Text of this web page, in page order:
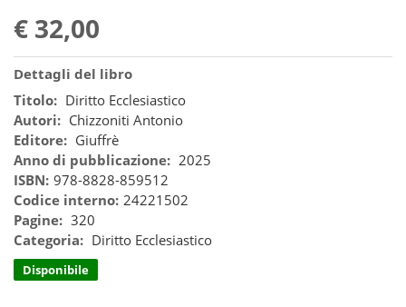
€ 32,00
Dettagli del libro
Titolo: Diritto Ecclesiastico
Autori: Chizzoniti Antonio
Editore: Giuffrè
Anno di pubblicazione: 2025
ISBN: 978-8828-859512
Codice interno: 24221502
Pagine: 320
Categoria: Diritto Ecclesiastico
Disponibile